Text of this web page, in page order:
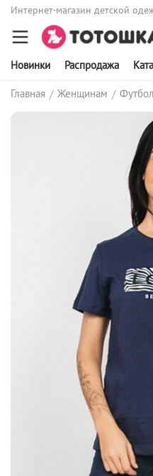
Интернет-магазин детской
Новинки Распродажа
Главная / Женщинам /